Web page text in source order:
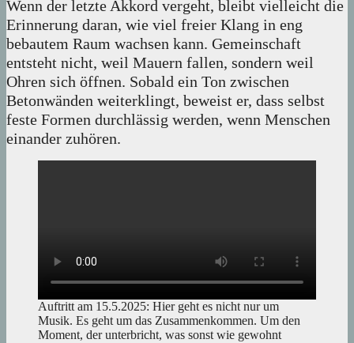
Wenn der letzte Akkord vergeht, bleibt vielleicht die
Erinnerung daran, wie viel freier Klang in eng
bebautem Raum wachsen kann. Gemeinschaft
entsteht nicht, weil Mauern fallen, sondern weil
Ohren sich öffnen. Sobald ein Ton zwischen
Betonwänden weiterklingt, beweist er, dass selbst
feste Formen durchlässig werden, wenn Menschen
einander zuhören.
Auftritt am 15.5.2025: Hier geht es nicht nur um
Musik. Es geht um das Zusammenkommen. Um den
Moment, der unterbricht, was sonst wie gewohnt